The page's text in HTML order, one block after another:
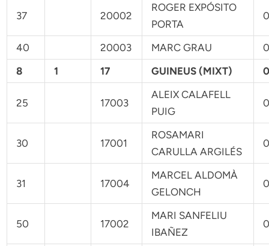
37 20002
ROGER EXPÓSITO
PORTA
40 20003 MARC GRAU
8
1 17 GUINEUS (MIXT)
25 17003
ALEIX CALAFELL
PUIG
30 17001
ROSAMARI
CARULLA ARGILÉS
31 17004
MARCEL ALDOMÀ
GELONCH
50 17002
MARI SANFELIU
IBAÑEZ